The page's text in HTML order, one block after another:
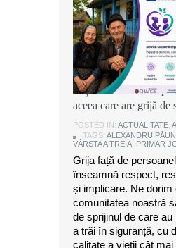
Alexandru Păun,
Joița: O comunitate
aceea care are grijă de
POSTED IN: ACTUALITATE
TAGS: ALEXANDRU PĂUN
VÂRSTA A TREIA PRIMAR
Grija față de
înseamnă respect,
și implicare. Ne dorim
comunitatea noastră
de sprijinul de care au
a trăi în siguranță, cu
calitate a vieții cât